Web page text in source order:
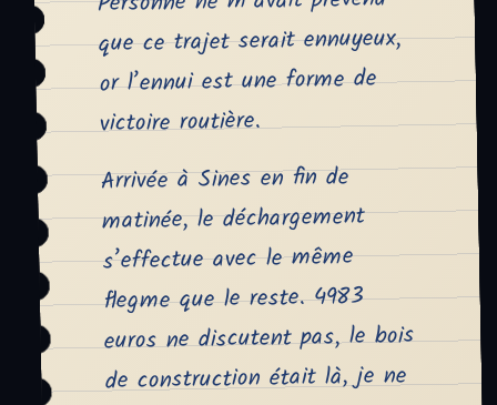
que ce trajet serait ennuyeux,
or l’ennui est une forme de
victoire routière.
Arrivée à Sines en fin de
matinée, le déchargement
s’effectue avec le même
flegme que le reste. 4983
euros ne discutent pas, le bois
de construction était là, je ne